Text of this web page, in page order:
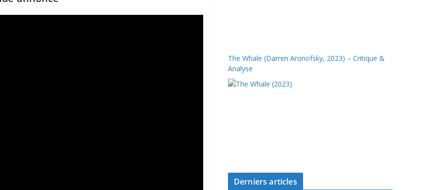
The Whale (Darren Aronofsky, 2023) – Critique &
Analyse
Derniers articles